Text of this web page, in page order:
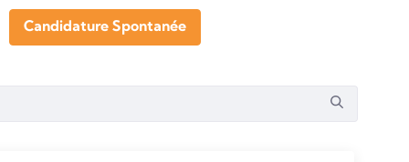
Candidature Spontanée